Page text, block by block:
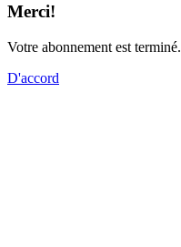
Merci!
Votre abonnement est terminé.
D'accord